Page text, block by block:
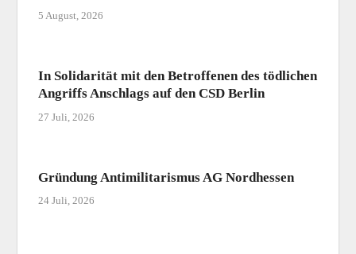
5 August, 2026
In Solidarität mit den Betroffenen des tödlichen
Angriffs Anschlags auf den CSD Berlin
27 Juli, 2026
Gründung Antimilitarismus AG Nordhessen
24 Juli, 2026